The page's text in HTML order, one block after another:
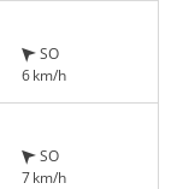
SO
6 km/h
SO
7 km/h